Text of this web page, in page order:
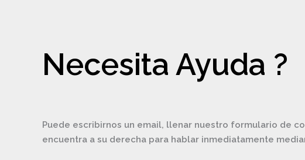
Necesita Ayuda ?
Puede escribirnos un email, llenar nuestro formulario de
encuentra a su derecha para hablar inmediatamente